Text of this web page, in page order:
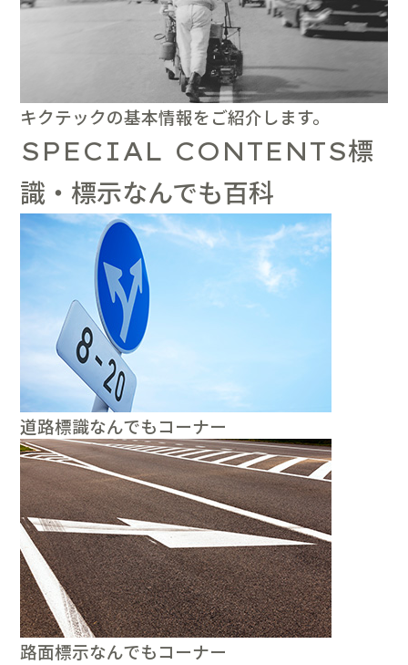
キクテックの基本情報をご紹介します。
SPECIAL CONTENTS標
識・標示なんでも百科
道路標識なんでもコーナー
路面標示なんでもコーナー